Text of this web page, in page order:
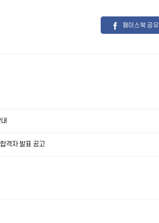
페이스북 공유
격자 발표 공고